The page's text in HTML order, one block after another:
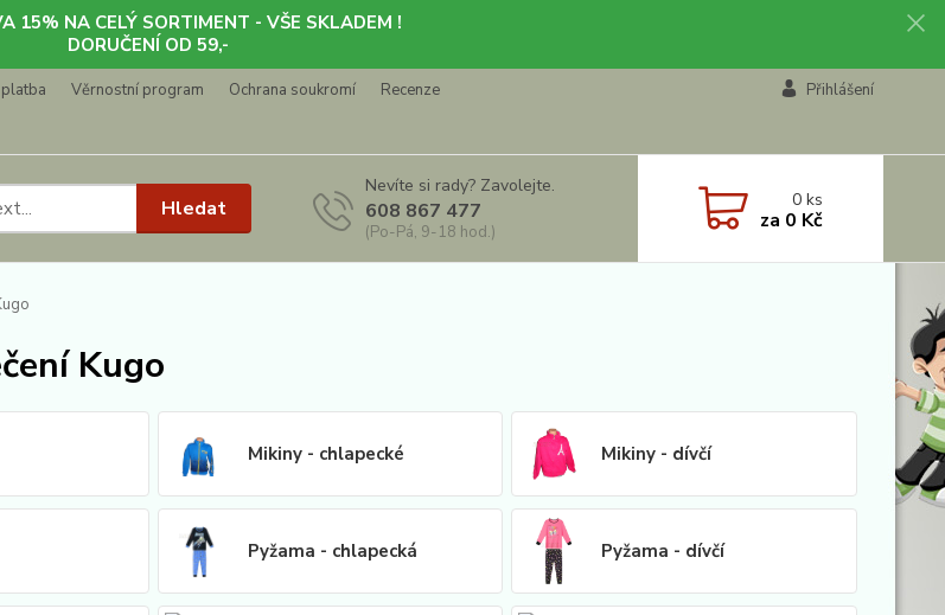
15% NA CELÝ SORTIMENT - VŠE SKLADEM !
DORUČENÍ OD 59,-
Věrnostní program Ochrana soukromí
Recenze
Přihlášení
Hledat
Nevíte si rady? Zavolejte.
608 867 477
(Po-Pá, 9-18 hod.)
0ks
za 0 Kč
Kugo
Mikiny - chlapecké Mikiny - dívčí
Pyžama - chlapecká Pyžama - dívčí